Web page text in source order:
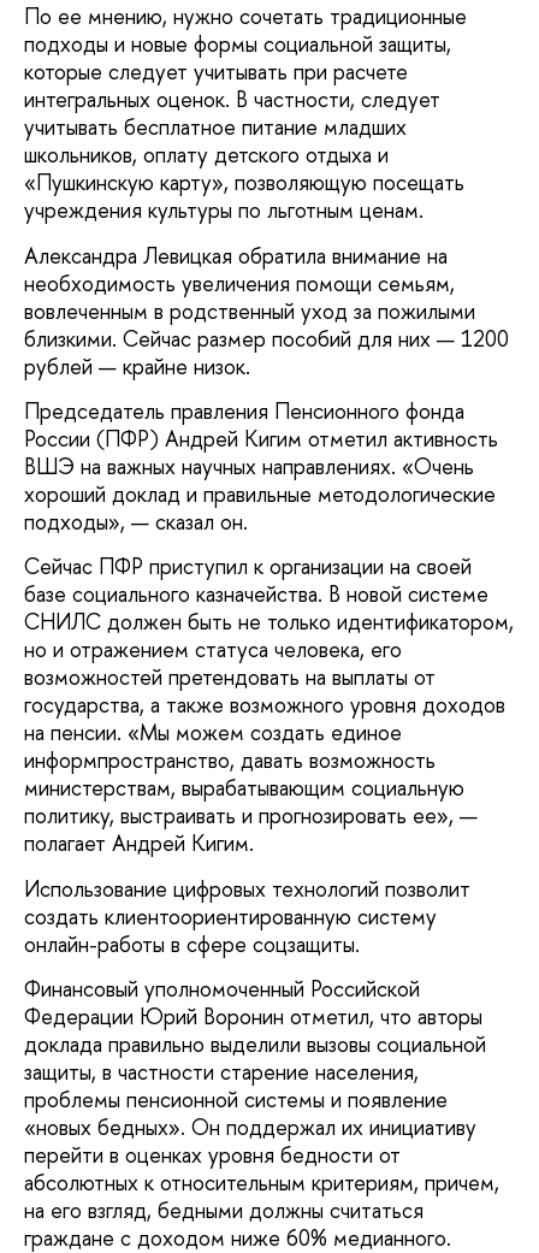
По ее мнению, нужно сочетать традиционные
подходы и новые формы социальной защиты,
которые следует учитывать при расчете
интегральных оценок. В частности, следует
учитывать бесплатное питание младших
школьников, оплату детского отдыха и
«Пушкинскую карту», позволяющую посещать
учреждения культуры по льготным ценам.
Александра Левицкая обратила внимание на
необходимость увеличения помощи семьям,
вовлеченным в родственный уход за пожилыми
близкими. Сейчас размер пособий для них — 1200
рублей — крайне низок.
Председатель правления Пенсионного фонда
России (ПФР) Андрей Кигим отметил активность
ВШЭ на важных научных направлениях. «Очень
хороший доклад и правильные методологические
подходы», — сказал он.
Сейчас ПФР приступил к организации на своей
базе социального казначейства. В новой системе
СНИЛС должен быть не только идентификатором,
но и отражением статуса человека, его
возможностей претендовать на выплаты от
государства, а также возможного уровня доходов
на пенсии. «Мы можем создать единое
информпространство, давать возможность
министерствам, вырабатывающим социальную
политику, выстраивать и прогнозировать ее», —
полагает Андрей Кигим.
Использование цифровых технологий позволит
создать клиентоориентированную систему
онлайн-работы в сфере соцзащиты.
Финансовый уполномоченный Российской
Федерации Юрий Воронин отметил, что авторы
доклада правильно выделили вызовы социальной
защиты, в частности старение населения,
проблемы пенсионной системы и появление
«новых бедных». Он поддержал их инициативу
перейти в оценках уровня бедности от
абсолютных к относительным критериям, причем,
на его взгляд, бедными должны считаться
граждане с доходом ниже 60% медианного.